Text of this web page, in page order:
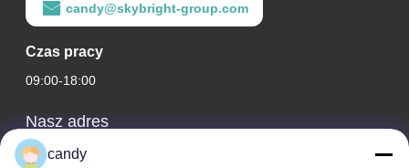
candy@skybright-group.com
Czas pracy
09:00-18:00
Nasz adres
Adres firmy
candy